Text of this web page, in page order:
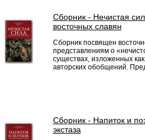
Сборник - Нечистая
восточных славян
Сборник посвящен
представлениям о
существах, изложенных
авторских обобщений.
Сборник - Напиток и
экстаза